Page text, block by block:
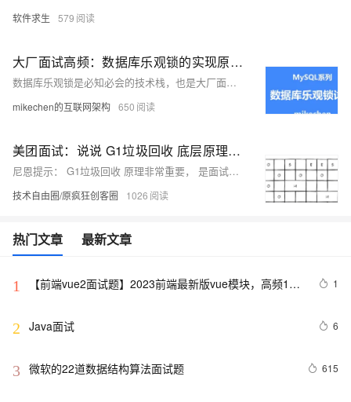
软件求生 579
大厂面试高频：数据库乐观锁的实现原理、以及应用场景
数据库乐观锁是必知必会的技术栈，也是大厂面试高频，十分重要，本文解析数据库乐观锁。关注【mikechen的互联网架构】，10年+BAT架构经验分享。
mikechen的互联网架构 650
美团面试：说说 G1垃圾回收 底层原理？说说你 JVM 调优的过程 ?
尼恩提示： G1垃圾回收 原理非常重要， 是面试的重点， 大家一定要好好掌握
技术自由圈/原疯狂创客圈 1026
热门文章 最新文章
1
【前端vue2面试题】2023前端最新版vue模块，高频17
1
2 Java面试 6
3 微软的22道数据结构算法面试题 615